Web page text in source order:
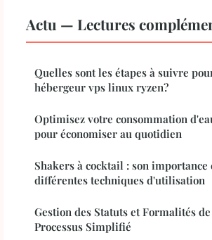
Actu — Lectures
Quelles sont les étapes à suivre
hébergeur vps linux ryzen?
Optimisez votre consommation
pour économiser au quotidien
Shakers à cocktail : son importance
différentes techniques d'utilisation
Gestion des Statuts et Formalités de
Processus Simplifié